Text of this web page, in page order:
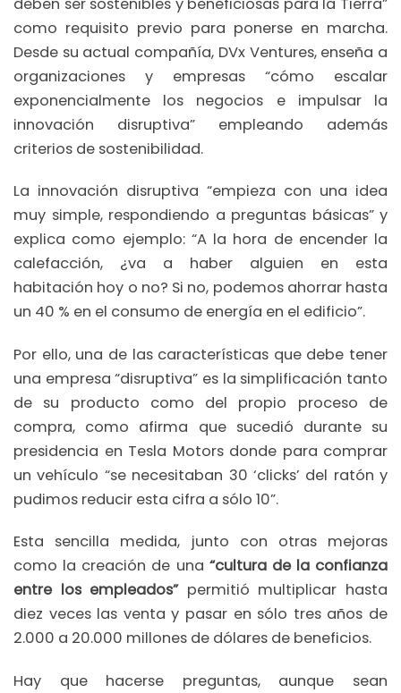
como requisito previo para ponerse en marcha.
Desde su actual compañía, DVx Ventures, enseña a
organizaciones y empresas “cómo escalar
exponencialmente los negocios e impulsar la
innovación disruptiva” empleando además
criterios de sostenibilidad.
La innovación disruptiva “empieza con una idea
muy simple, respondiendo a preguntas básicas” y
explica como ejemplo: “A la hora de encender la
calefacción, ¿va a haber alguien en esta
habitación hoy o no? Si no, podemos ahorrar hasta
un 40 % en el consumo de energía en el edificio”.
Por ello, una de las características que debe tener
una empresa “disruptiva” es la simplificación tanto
de su producto como del propio proceso de
compra, como afirma que sucedió durante su
presidencia en Tesla Motors donde para comprar
un vehículo “se necesitaban 30 ‘clicks’ del ratón y
pudimos reducir esta cifra a sólo 10”.
Esta sencilla medida, junto con otras mejoras
como la creación de una “cultura de la confianza
entre los empleados”permitió multiplicar hasta
diez veces las venta y pasar en sólo tres años de
2.000 a 20.000 millones de dólares de beneficios.
Hay que hacerse preguntas, aunque sean